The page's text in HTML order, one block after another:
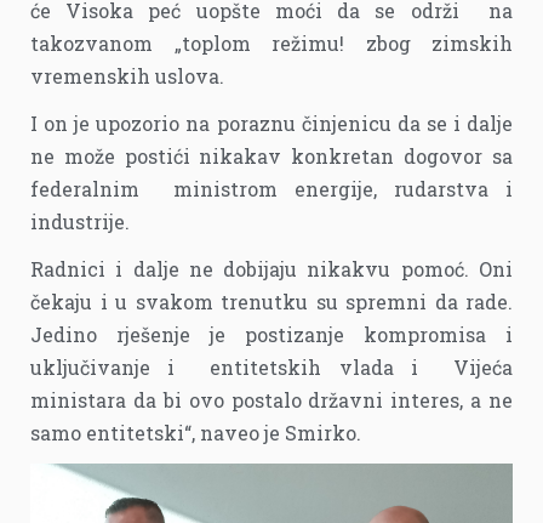
će Visoka peć uopšte moći da se održi na
takozvanom „toplom režimu! zbog zimskih
vremenskih uslova.
I on je upozorio na poraznu činjenicu da se i dalje
ne može postići nikakav konkretan dogovor sa
federalnim ministrom energije, rudarstva i
industrije.
Radnici i dalje ne dobijaju nikakvu pomoć. Oni
čekaju i u svakom trenutku su spremni da rade.
Jedino rješenje je postizanje kompromisa i
uključivanje i entitetskih vlada i Vijeća
ministara da bi ovo postalo državni interes, a ne
samo entitetski“, naveo je Smirko.